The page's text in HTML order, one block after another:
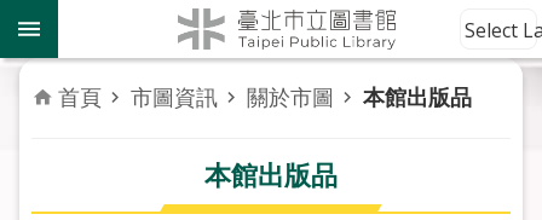
跳到主要內容區塊
到
館
資
訊
者
Select
首頁 市圖資訊 關於市圖 本館出版品
本館出版品